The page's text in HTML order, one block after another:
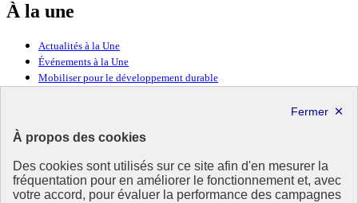
À propos des cookies
Des cookies sont utilisés sur ce site afin d'en mesurer la
fréquentation pour en améliorer le fonctionnement et, avec
votre accord, pour évaluer la performance des campagnes
À la une
Actualités à la Une
Événements à la Une
Mobiliser pour le développement durable
Ressources
Ressources
La Méth’ODD